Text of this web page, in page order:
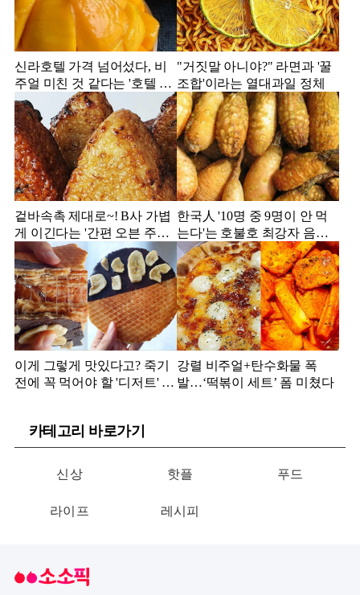
신라호텔 가격 넘어섰다, 비
주얼 미친 것 같다는 '호텔 빙
수' 모음집
"거짓말 아니야?" 라면과 '꿀
조합'이라는 열대과일 정체
겉바속촉 제대로~! B사 가볍
게 이긴다는 '간편 오븐 주먹
밥' 정체
한국人 '10명 중 9명이 안 먹
는다'는 호불호 최강자 음식
정체
이게 그렇게 맛있다고? 죽기
전에 꼭 먹어야 할 '디저트' 정
강렬 비주얼+탄수화물 폭
발…‘떡볶이 세트’ 폼 미쳤다
카테고리 바로가기
신상 핫플 푸드
라이프 레시피